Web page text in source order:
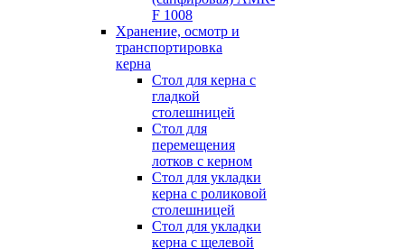
F 1008
Хранение, осмотр и
транспортировка
керна
Стол для керна с
гладкой
столешницей
Стол для
перемещения
лотков с керном
Стол для укладки
керна с роликовой
столешницей
Стол для укладки
керна с щелевой